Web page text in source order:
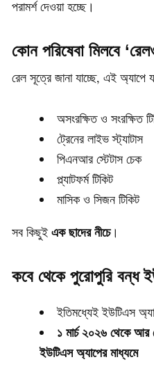
পরামর্শ দেওয়া হচ্ছে।
কোন পরিষেবা মিলবে
রেল সূত্রে জানা যাচ্ছে, এই অ্যাপে
অসংরক্ষিত ও সংরক্ষিত
ট্রেনের লাইভ স্ট্যাটাস
পিএনআর স্টেটাস চেক
প্ল্যাটফর্ম টিকিট
মাসিক ও সিজন টিকিট
সব কিছুইএক ছাদের নীচে।
কবে থেকে পুরোপুরি বন্ধ
ইতিমধ্যেই ইউটিএস
১ মার্চ ২০২৬ থেকে আর
ইউটিএস অ্যাপের মাধ্যমে